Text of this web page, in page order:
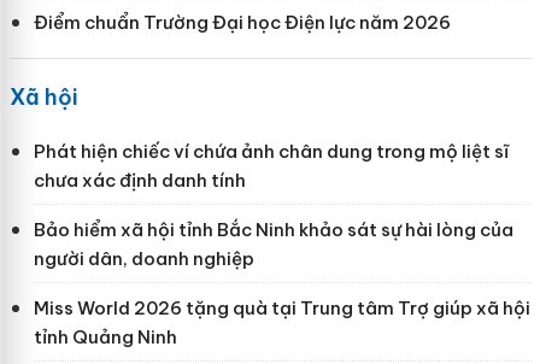
Điểm chuẩn Trường Đại học Điện lực năm 2026
Xã hội
Phát hiện chiếc ví chứa ảnh chân dung trong mộ liệt sĩ
chưa xác định danh tính
Bảo hiểm xã hội tỉnh Bắc Ninh khảo sát sự hài lòng của
người dân, doanh nghiệp
Miss World 2026 tặng quà tại Trung tâm Trợ giúp xã hội
tỉnh Quảng Ninh